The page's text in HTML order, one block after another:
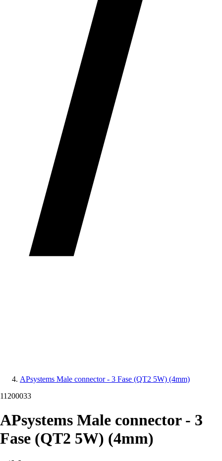
APsystems Male connector - 3 Fase (QT2 5W) (4mm)
11200033
APsystems Male connector - 3
Fase (QT2 5W) (4mm)